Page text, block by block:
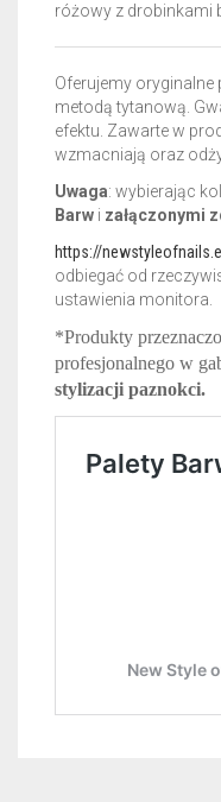
różowy z drobinkami
Oferujemy
metodą tytanową.
efektu. Zawarte w
wzmacniają oraz
Uwaga: wybierając
Barw i załączonymi
https://
odbiegać od
ustawienia monitora.
*Produkty
profesjonalnego w
stylizacji paznokci.